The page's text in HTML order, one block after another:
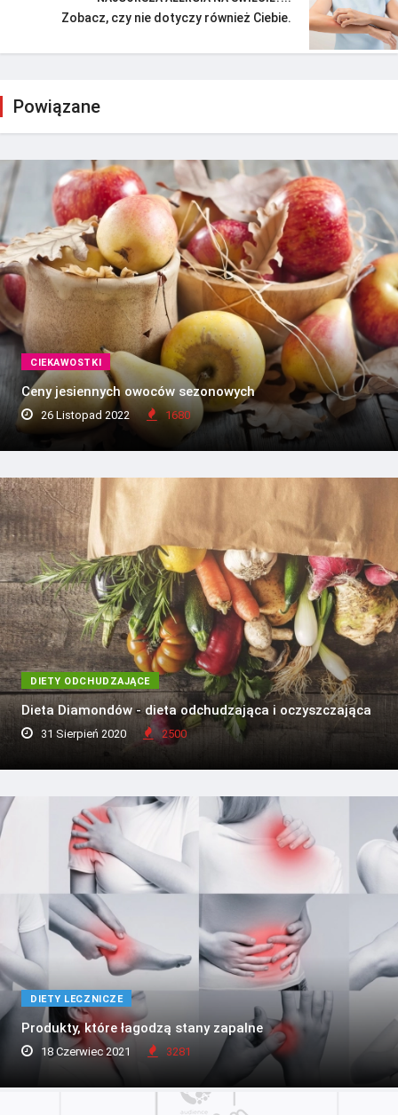
Zobacz, czy nie dotyczy również Ciebie.
Powiązane
CIEKAWOSTKI
Ceny jesiennych owoców sezonowych
26 Listopad 2022 1680
DIETY ODCHUDZAJĄCE
Dieta Diamondów - dieta odchudzająca i oczyszczająca
31 Sierpień 2020 2500
DIETY LECZNICZE
Produkty, które łagodzą stany zapalne
18 Czerwiec 2021 3281